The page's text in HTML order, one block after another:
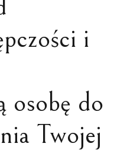
i
osobę do
Twojej